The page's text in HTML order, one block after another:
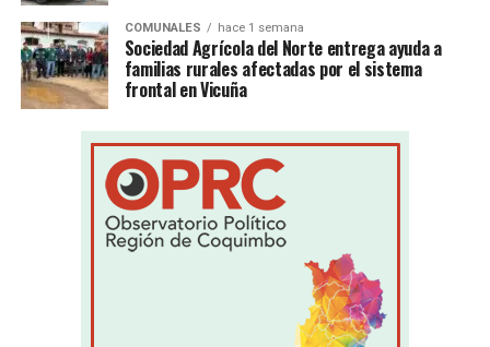
COMUNALES hace 1 semana
Sociedad Agrícola del Norte entrega ayuda a
familias rurales afectadas por el sistema
frontal en Vicuña